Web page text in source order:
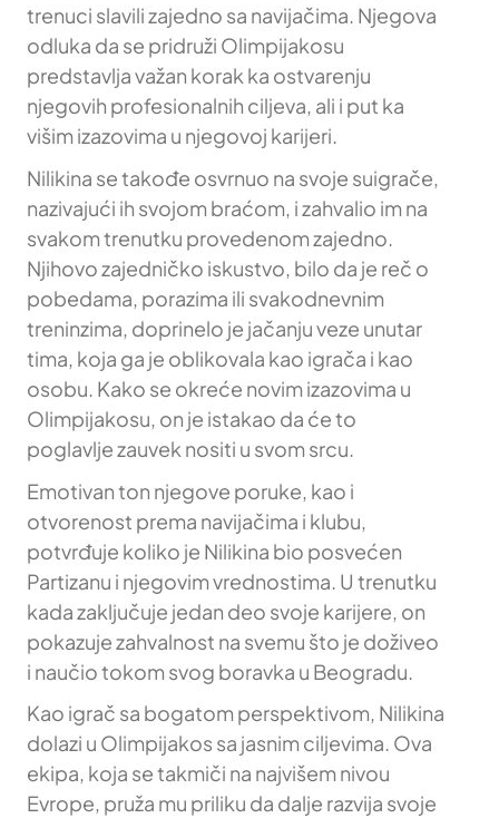
trenuci slavili zajedno sa navijačima. Njegova
odluka da se pridruži Olimpijakosu
predstavlja važan korak ka ostvarenju
njegovih profesionalnih ciljeva, ali i put ka
višim izazovima u njegovoj karijeri.
Nilikina se takođe osvrnuo na svoje suigrače,
nazivajući ih svojom braćom, i zahvalio im na
svakom trenutku provedenom zajedno.
Njihovo zajedničko iskustvo, bilo da je reč o
pobedama, porazima ili svakodnevnim
treninzima, doprinelo je jačanju veze unutar
tima, koja ga je oblikovala kao igrača i kao
osobu. Kako se okreće novim izazovima u
Olimpijakosu, on je istakao da će to
poglavlje zauvek nositi u svom srcu.
Emotivan ton njegove poruke, kao i
otvorenost prema navijačima i klubu,
potvrđuje koliko je Nilikina bio posvećen
Partizanu i njegovim vrednostima. U trenutku
kada zaključuje jedan deo svoje karijere, on
pokazuje zahvalnost na svemu što je doživeo
i naučio tokom svog boravka u Beogradu.
Kao igrač sa bogatom perspektivom, Nilikina
dolazi u Olimpijakos sa jasnim ciljevima. Ova
ekipa, koja se takmiči na najvišem nivou
Evrope, pruža mu priliku da dalje razvija svoje